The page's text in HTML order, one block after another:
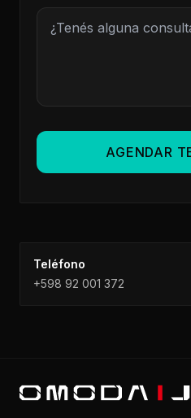
AGENDAR
Teléfono
+598 92 001 372